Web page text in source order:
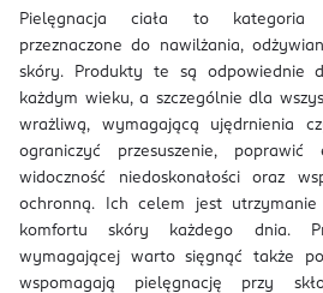
Pielęgnacja ciała to kategoria
przeznaczone do nawilżania,
skóry. Produkty te są odpowiednie
każdym wieku, a szczególnie dla
wrażliwą, wymagającą ujędrnienia
ograniczyć przesuszenie, poprawić
widoczność niedoskonałości oraz
ochronną. Ich celem jest
komfortu skóry każdego dnia.
wymagającej warto sięgnąć także
wspomagają pielęgnację przy